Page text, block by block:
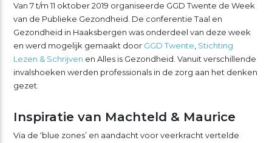
Van 7 t/m 11 oktober 2019 organiseerde GGD Twente de Week
van de Publieke Gezondheid. De conferentie Taal en
Gezondheid in Haaksbergen was onderdeel van deze week
en werd mogelijk gemaakt door GGD Twente Stichting
Lezen & Schrijven en Alles is Gezondheid. Vanuit verschillende
invalshoeken werden professionals in de zorg aan het denken
gezet.
Inspiratie van Machteld & Maurice
Via de ‘blue zones’ en aandacht voor veerkracht vertelde